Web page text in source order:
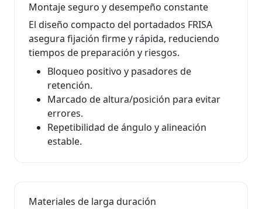
Montaje seguro y desempeño constante
El diseño compacto del portadados FRISA
asegura fijación firme y rápida, reduciendo
tiempos de preparación y riesgos.
Bloqueo positivo y pasadores de
retención.
Marcado de altura/posición para evitar
errores.
Repetibilidad de ángulo y alineación
estable.
Materiales de larga duración